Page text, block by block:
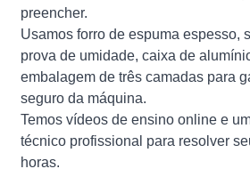
preencher.
Usamos forro de espuma espesso,
prova de umidade, caixa de
embalagem de três camadas para
seguro da máquina.
Temos vídeos de ensino online e
técnico profissional para resolver
horas.